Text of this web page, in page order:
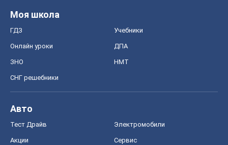
Моя школа
ГДЗ Учебники
Онлайн уроки ДПА
ЗНО НМТ
СНГ решебники
Авто
Тест Драйв Электромобили
Акции Сервис